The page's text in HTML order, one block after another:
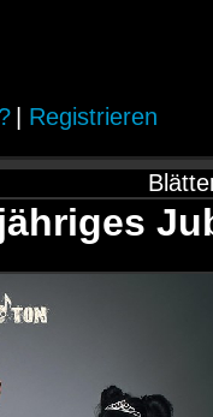
Registrieren